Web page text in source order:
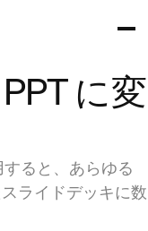
に変
ると、あらゆる
ライドデッキに数